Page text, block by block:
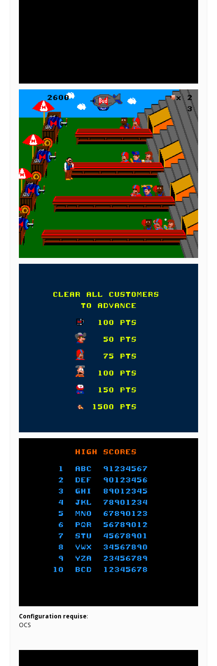
Configuration requise:
OCS